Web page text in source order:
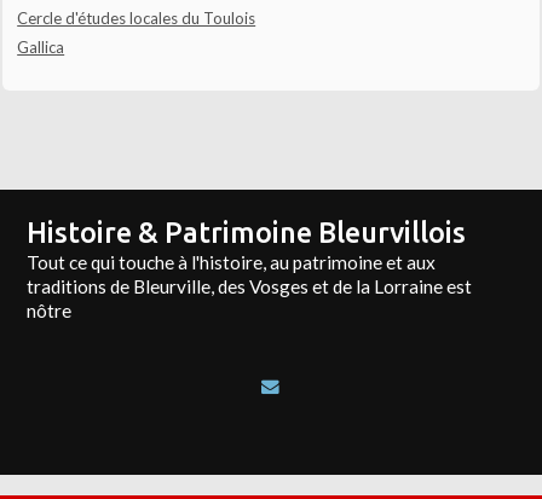
Cercle d'études locales du Toulois
Gallica
Histoire & Patrimoine Bleurvillois
Tout ce qui touche à l'histoire, au patrimoine et aux
traditions de Bleurville, des Vosges et de la Lorraine est
nôtre